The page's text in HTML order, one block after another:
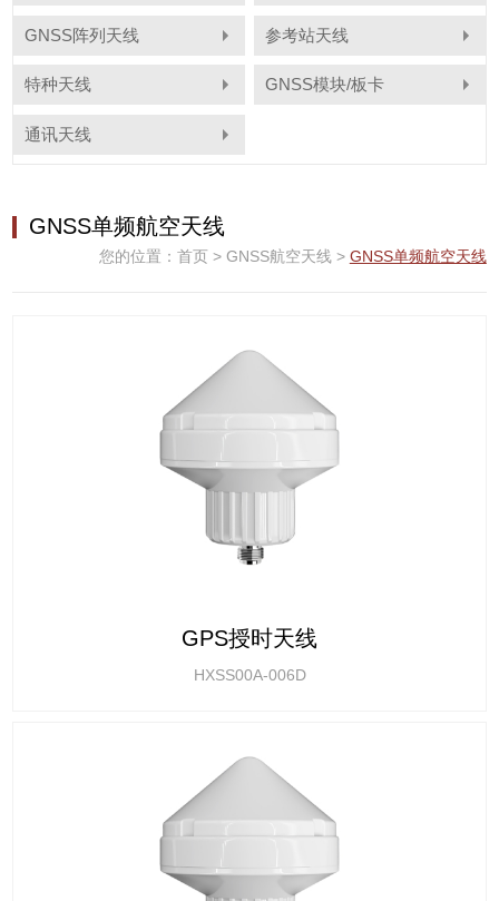
GNSS阵列天线 参考站天线
特种天线 GNSS模块/板卡
通讯天线
GNSS单频航空天线
您的位置： 首页> GNSS航空天线> GNSS单频航空天线
GPS授时天线
HXSS00A-006D